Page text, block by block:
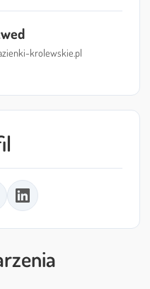
krolewskie.pl